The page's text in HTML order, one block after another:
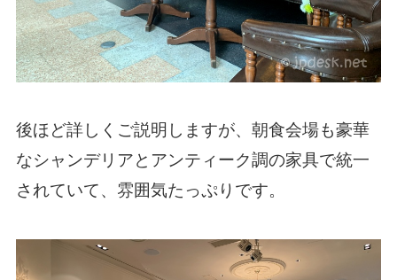
後ほど詳しくご説明しますが、朝食会場も豪華
なシャンデリアとアンティーク調の家具で統一
されていて、雰囲気たっぷりです。